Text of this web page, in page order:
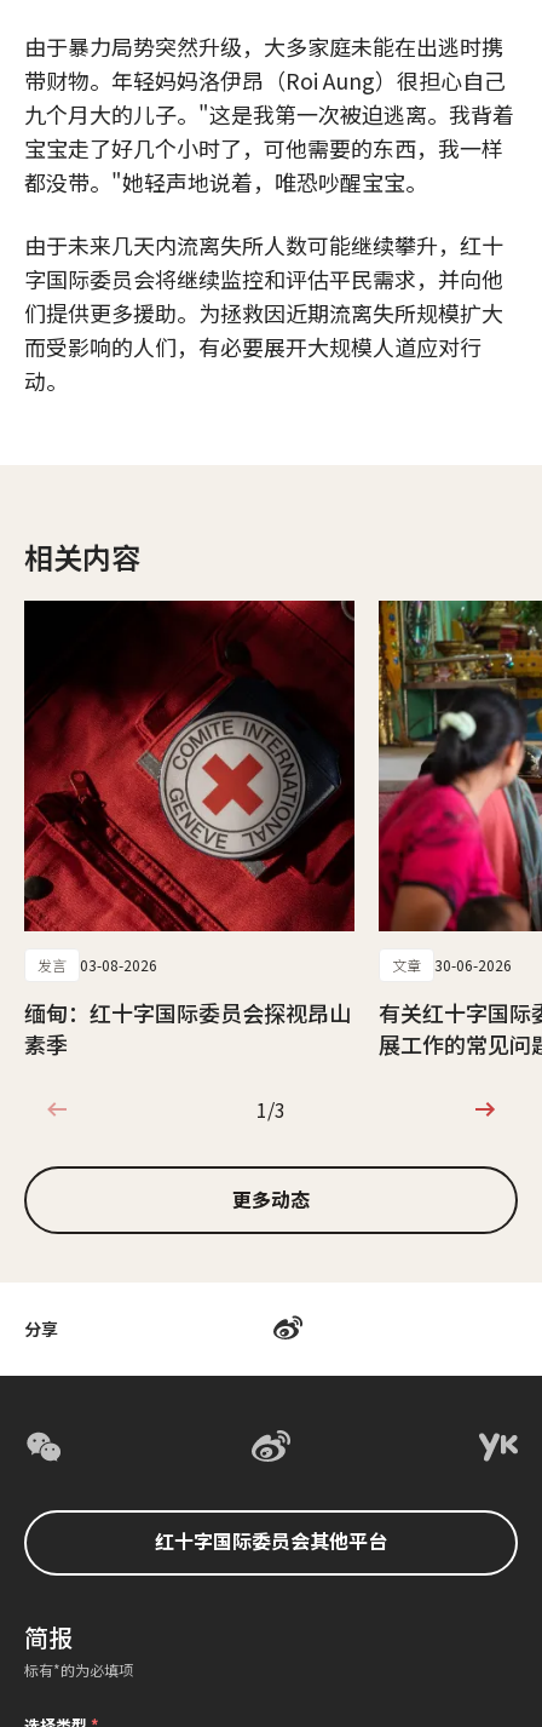
分享
由于暴力局势突然升级，大多家庭未能在出逃时携
带财物。年轻妈妈洛伊昂（Roi Aung）很担心自己
九个月大的儿子。"这是我第一次被迫逃离。我背着
宝宝走了好几个小时了，可他需要的东西，我一样
都没带。"她轻声地说着，唯恐吵醒宝宝。
由于未来几天内流离失所人数可能继续攀升，红十
字国际委员会将继续监控和评估平民需求，并向他
们提供更多援助。为拯救因近期流离失所规模扩大
而受影响的人们，有必要展开大规模人道应对行
动。
相关内容
发言 03-08-2026
缅甸：红十字国际委员会探视昂山
素季
文章 30-06-2026
有关红十字国际
展工作的常见问
1/3
1/3
更多动态
红十字国际委员会其他平台
简报
标有*的为必填项